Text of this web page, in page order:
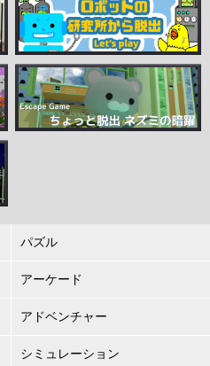
パズル
アーケード
アドベンチャー
シミュレーション